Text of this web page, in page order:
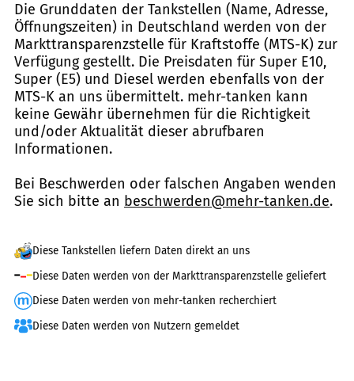
Die Grunddaten der Tankstellen (Name, Adresse,
Öffnungszeiten) in Deutschland werden von der
Markttransparenzstelle für Kraftstoffe (MTS-K) zur
Verfügung gestellt. Die Preisdaten für Super E10,
Super (E5) und Diesel werden ebenfalls von der
MTS-K an uns übermittelt. mehr-tanken kann
keine Gewähr übernehmen für die Richtigkeit
und/oder Aktualität dieser abrufbaren
Informationen.
Bei Beschwerden oder falschen Angaben wenden
Sie sich bitte an beschwerden@mehr-tanken.de.
Diese Tankstellen liefern Daten direkt an uns
Diese Daten werden von der Markttransparenzstelle geliefert
Diese Daten werden von mehr-tanken recherchiert
Diese Daten werden von Nutzern gemeldet